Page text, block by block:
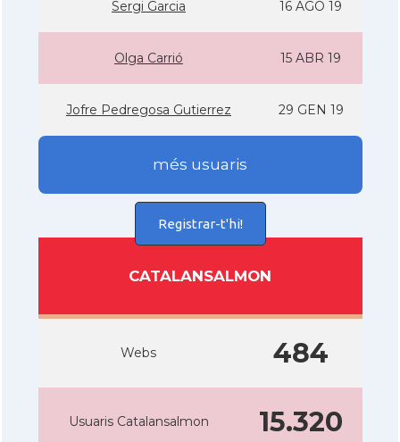
Sergi Garcia 16 AGO 19
Olga Carrió 15 ABR 19
Jofre Pedregosa Gutierrez 29 GEN 19
més usuaris
Registrar-t'hi!
CATALANSALMON
Webs 484
Usuaris Catalansalmon 15.320